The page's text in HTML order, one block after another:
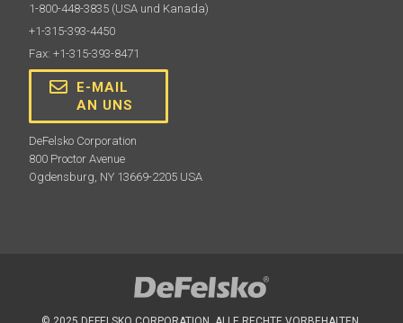
1-800-448-3835 (USA und Kanada)
+1-315-393-4450
Fax: +1-315-393-8471
E-MAIL
AN UNS
DeFelsko Corporation
800 Proctor Avenue
Ogdensburg, NY 13669-2205 USA